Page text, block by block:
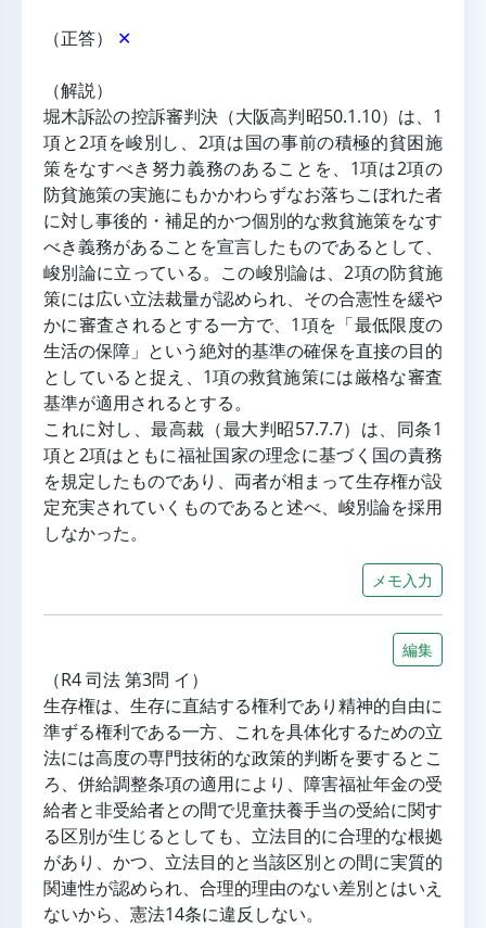
（正答） ✕
（解説）
堀木訴訟の控訴審判決（大阪高判昭50.1.10）は、1
項と2項を峻別し、2項は国の事前の積極的貧困施
策をなすべき努力義務のあることを、1項は2項の
防貧施策の実施にもかかわらずなお落ちこぼれた者
に対し事後的・補足的かつ個別的な救貧施策をなす
べき義務があることを宣言したものであるとして、
峻別論に立っている。この峻別論は、2項の防貧施
策には広い立法裁量が認められ、その合憲性を緩や
かに審査されるとする一方で、1項を「最低限度の
生活の保障」という絶対的基準の確保を直接の目的
としていると捉え、1項の救貧施策には厳格な審査
基準が適用されるとする。
これに対し、最高裁（最大判昭57.7.7）は、同条1
項と2項はともに福祉国家の理念に基づく国の責務
を規定したものであり、両者が相まって生存権が設
定充実されていくものであると述べ、峻別論を採用
しなかった。
メモ入力
編集
（R4 司法 第3問 イ）
生存権は、生存に直結する権利であり精神的自由に
準ずる権利である一方、これを具体化するための立
法には高度の専門技術的な政策的判断を要するとこ
ろ、併給調整条項の適用により、障害福祉年金の受
給者と非受給者との間で児童扶養手当の受給に関す
る区別が生じるとしても、立法目的に合理的な根拠
があり、かつ、立法目的と当該区別との間に実質的
関連性が認められ、合理的理由のない差別とはいえ
ないから、憲法14条に違反しない。